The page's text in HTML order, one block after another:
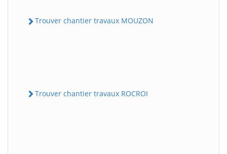
Trouver chantier travaux MOUZON
Trouver chantier travaux ROCROI